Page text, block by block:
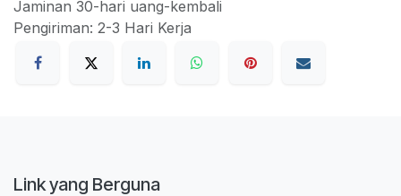
Jaminan 30-hari uang-kembali
Pengiriman: 2-3 Hari Kerja
Link yang Berguna